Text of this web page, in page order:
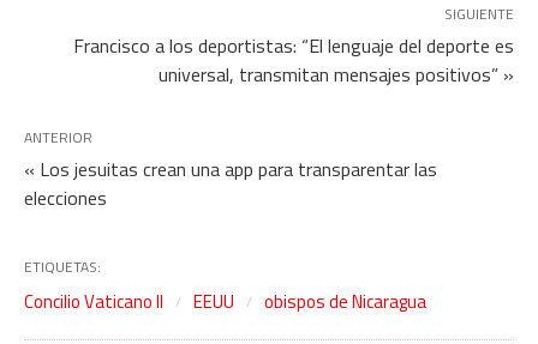
SIGUIENTE
Francisco a los deportistas: “El lenguaje del deporte es
universal, transmitan mensajes positivos” »
ANTERIOR
« Los jesuitas crean una app para transparentar las
elecciones
ETIQUETAS:
Concilio Vaticano II EEUU obispos de Nicaragua